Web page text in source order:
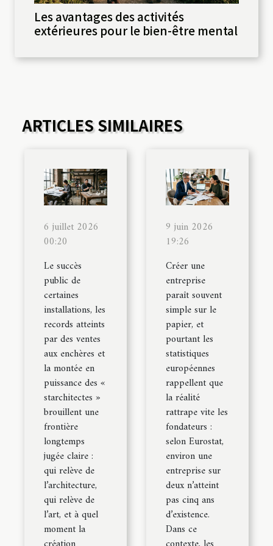
Les avantages des activités
extérieures pour le bien-être mental
ARTICLES SIMILAIRES
6 juillet 2026
00:20
Le succès
public de
certaines
installations, les
records atteints
par des ventes
aux enchères et
la montée en
puissance des «
starchitectes »
brouillent une
frontière
longtemps
jugée claire :
qui relève de
l’architecture,
qui relève de
l’art, et à quel
moment la
9 juin 2026
19:26
Créer une
entreprise
paraît souvent
simple sur le
papier, et
pourtant les
statistiques
européennes
rappellent que
la réalité
rattrape vite les
fondateurs :
selon Eurostat,
environ une
entreprise sur
deux n’atteint
pas cinq ans
d’existence.
Dans ce